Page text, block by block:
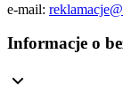
e-mail:
Informacje o